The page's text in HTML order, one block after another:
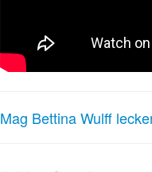
Mag Bettina Wulff